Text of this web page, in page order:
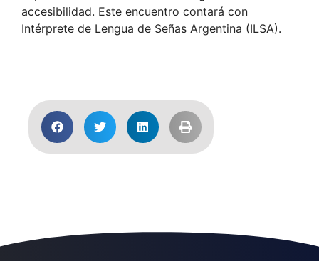
accesibilidad. Este encuentro contará con
Intérprete de Lengua de Señas Argentina (ILSA).